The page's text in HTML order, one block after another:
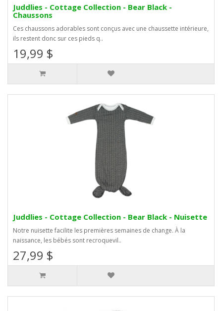
Juddlies - Cottage Collection - Bear Black -
Chaussons
Ces chaussons adorables sont conçus avec une chaussette intérieure,
ils restent donc sur ces pieds q..
19,99 $
Juddlies - Cottage Collection - Bear Black - Nuisette
Notre nuisette facilite les premières semaines de change. À la
naissance, les bébés sont recroquevil..
27,99 $